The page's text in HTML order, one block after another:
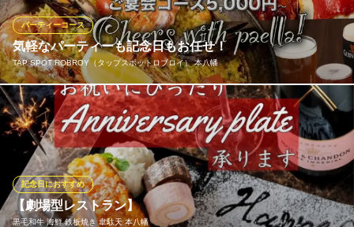
イタリアン バルCiccioチッチョ 本八幡店 個室
個室 誕生日 肉バル
ＪＲ総武線本八幡駅 徒歩2分
千葉県市川市八幡2-15-16 川上ビル3F
気軽なパーティーも記念日もお任せ！
TAP SPOT ROBROY（タップスポットロブロイ） 本八幡
パーティーコース
ご宴会や女子会などパーティーに最適な飲み放題付コースをご用
意しております。当店自慢のパエリア付の気軽に楽しめるコース
から、記念日やお祝いにピッタリの「スペシャリティーコース」
など、様々なシーンのパーティーを盛り上げます。通常飲み放題
とクラフトビール飲み放題もご用意。
TAP SPOT ROBROY（タップスポットロブロイ） 本八幡
【劇場型レストラン】
黒毛和牛 海鮮 鉄板焼き 韋駄天 本八幡
記念日におすすめ